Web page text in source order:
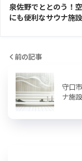
泉佐野でととのう！
にも便利なサウナ施設
前の記事
守口
ナ施